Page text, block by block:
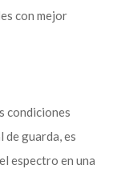
con mejor
condiciones
de guarda, es
espectro en una